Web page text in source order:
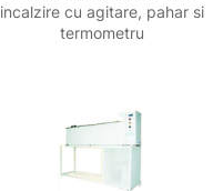
incalzire cu agitare, pahar si
termometru